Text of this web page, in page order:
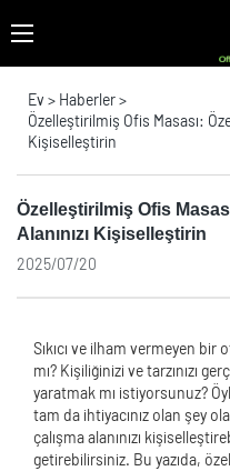
Ev > Haberler>
Özelleştirilmiş Ofis Masası:
Kişiselleştirin
Özelleştirilmiş Ofis
Alanınızı Kişiselleştirin
2025/07/20
Sıkıcı ve ilham vermeyen bir
mı? Kişiliğinizi ve tarzınızı
yaratmak mı istiyorsunuz?
tam da ihtiyacınız olan şey
çalışma alanınızı
getirebilirsiniz. Bu yazıda,